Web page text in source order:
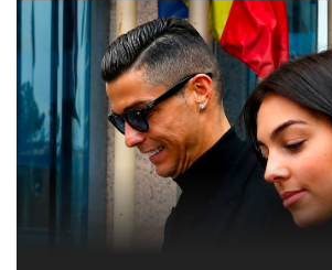
4일 개장식을 열고 본격적인 운영에 들어가면
운 거점으로 주목받고 있다. 해란대는 연변주와 용정시가 추진해
온 문화관광 경쟁력 강화 사업의 핵심 프로젝
화를 현대적인 관광 콘텐츠로 재해석하고, 모
환경을 연계해 문화와 휴식, 체험을 함께 즐길
간으로 조성됐다. 개장식은 조선족 전통 가무와 민속공연으로 막을
올렸다. 흥겨운 장단에 맞춘 춤과 노래, 전통 공
장은 축제 분위기로 가득 찼고, 행사장을 찾은
조선족의 생활문화와 전통 예술을 가까이에서
께 축하했다. ...